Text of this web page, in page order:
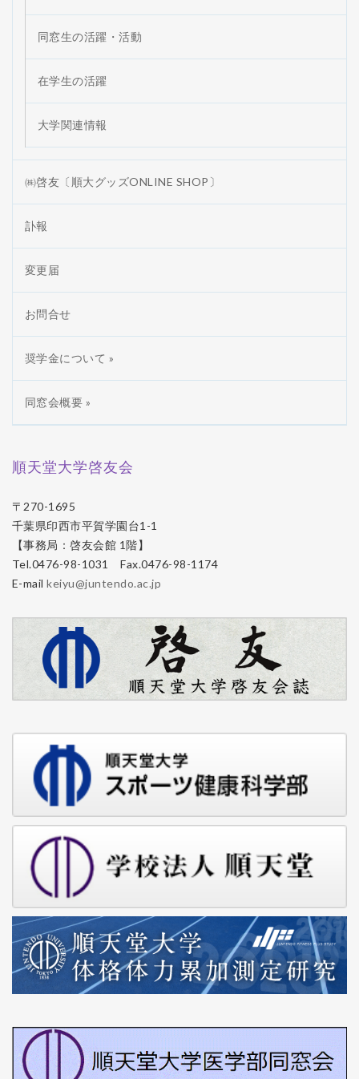
同窓生の活躍・活動
在学生の活躍
大学関連情報
㈱啓友〔順大グッズONLINE SHOP〕
訃報
変更届
お問合せ
奨学金について »
同窓会概要 »
順天堂大学啓友会
〒270-1695
千葉県印西市平賀学園台1-1
【事務局：啓友会館 1階】
Tel.0476-98-1031 Fax.0476-98-1174
E-mailkeiyu@juntendo.ac.jp